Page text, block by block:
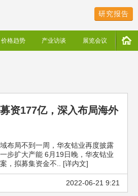
研究报告
价格趋势 产业访谈 展览会议
资177亿，深入布局海外
布局不到一周，华友钴业再度披露
步扩大产能 6月19日晚，华友钴业
，拟募集资金不.. [详内文]
2022-06-21 9:21